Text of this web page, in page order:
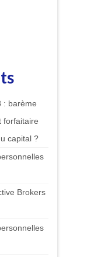
: barème
forfaitaire
capital ?
Brokers